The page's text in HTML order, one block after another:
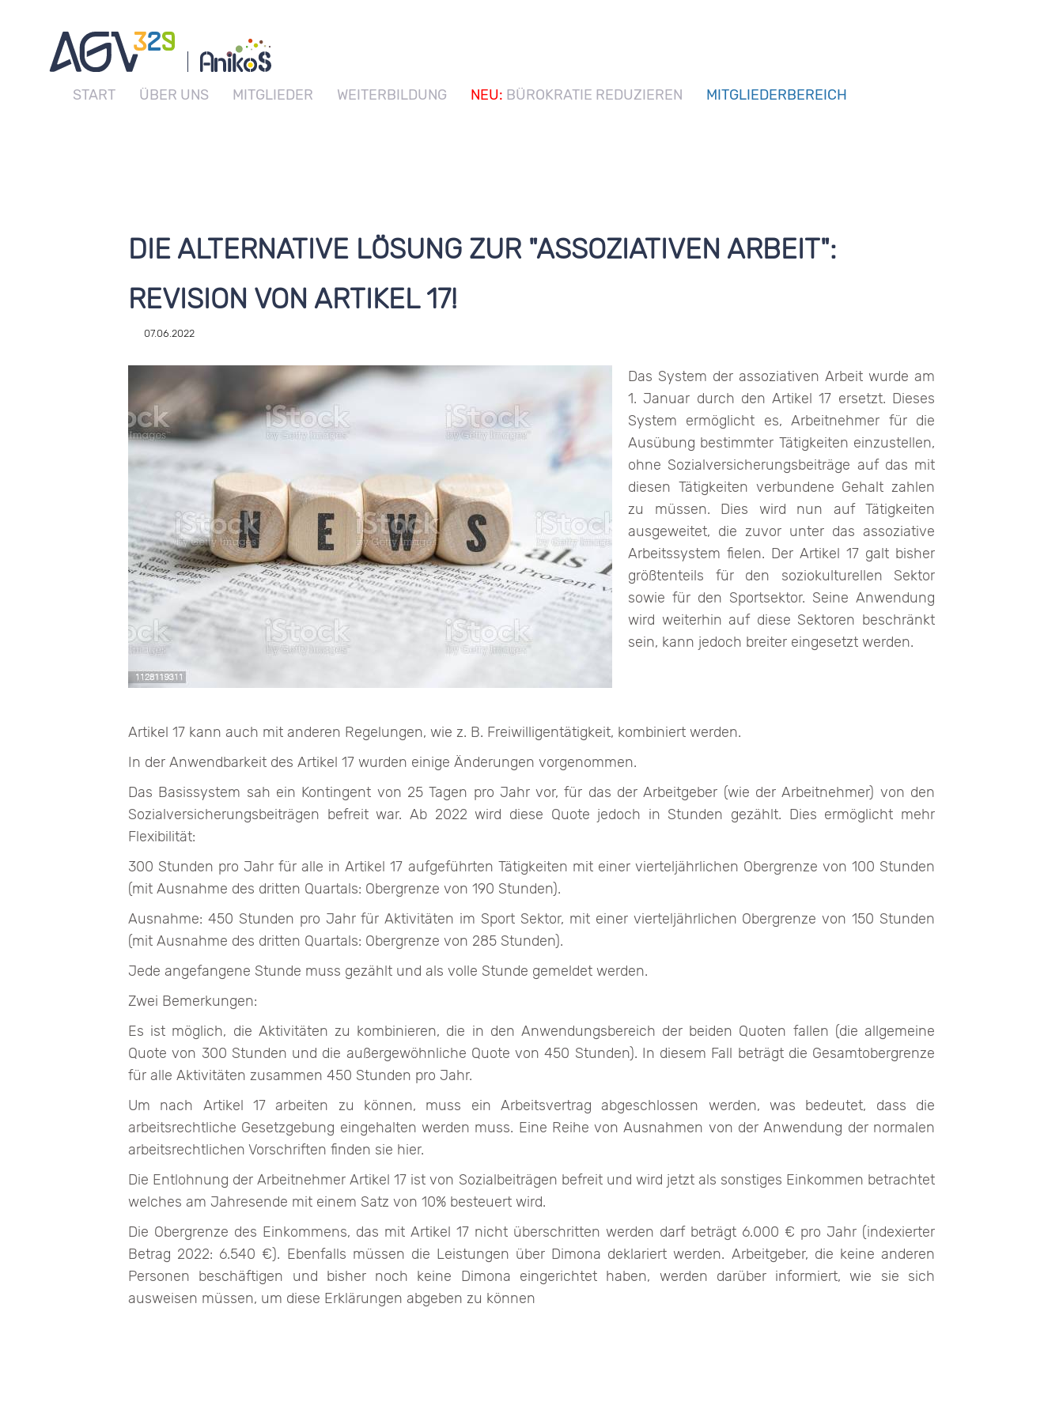
START ÜBER UNS MITGLIEDER WEITERBILDUNG NEU: BÜROKRATIE REDUZIEREN MITGLIEDERBEREICH
DIE ALTERNATIVE LÖSUNG ZUR "ASSOZIATIVEN ARBEIT":
REVISION VON ARTIKEL 17!
07.06.2022
Das System der assoziativen Arbeit wurde am
1. Januar durch den Artikel 17 ersetzt. Dieses
System ermöglicht es, Arbeitnehmer für die
Ausübung bestimmter Tätigkeiten einzustellen,
ohne Sozialversicherungsbeiträge auf das mit
diesen Tätigkeiten verbundene Gehalt zahlen
zu müssen. Dies wird nun auf Tätigkeiten
ausgeweitet, die zuvor unter das assoziative
Arbeitssystem fielen. Der Artikel 17 galt bisher
größtenteils für den soziokulturellen Sektor
sowie für den Sportsektor. Seine Anwendung
wird weiterhin auf diese Sektoren beschränkt
sein, kann jedoch breiter eingesetzt werden.
Artikel 17 kann auch mit anderen Regelungen, wie z. B. Freiwilligentätigkeit, kombiniert werden.
In der Anwendbarkeit des Artikel 17 wurden einige Änderungen vorgenommen.
Das Basissystem sah ein Kontingent von 25 Tagen pro Jahr vor, für das der Arbeitgeber (wie der Arbeitnehmer) von den
Sozialversicherungsbeiträgen befreit war. Ab 2022 wird diese Quote jedoch in Stunden gezählt. Dies ermöglicht mehr
Flexibilität:
300 Stunden pro Jahr für alle in Artikel 17 aufgeführten Tätigkeiten mit einer vierteljährlichen Obergrenze von 100 Stunden
(mit Ausnahme des dritten Quartals: Obergrenze von 190 Stunden).
Ausnahme: 450 Stunden pro Jahr für Aktivitäten im Sport Sektor, mit einer vierteljährlichen Obergrenze von 150 Stunden
(mit Ausnahme des dritten Quartals: Obergrenze von 285 Stunden).
Jede angefangene Stunde muss gezählt und als volle Stunde gemeldet werden.
Zwei Bemerkungen:
Es ist möglich, die Aktivitäten zu kombinieren, die in den Anwendungsbereich der beiden Quoten fallen (die allgemeine
Quote von 300 Stunden und die außergewöhnliche Quote von 450 Stunden). In diesem Fall beträgt die Gesamtobergrenze
für alle Aktivitäten zusammen 450 Stunden pro Jahr.
Um nach Artikel 17 arbeiten zu können, muss ein Arbeitsvertrag abgeschlossen werden, was bedeutet, dass die
arbeitsrechtliche Gesetzgebung eingehalten werden muss. Eine Reihe von Ausnahmen von der Anwendung der normalen
arbeitsrechtlichen Vorschriften finden sie hier.
Die Entlohnung der Arbeitnehmer Artikel 17 ist von Sozialbeiträgen befreit und wird jetzt als sonstiges Einkommen betrachtet
welches am Jahresende mit einem Satz von 10% besteuert wird.
Die Obergrenze des Einkommens, das mit Artikel 17 nicht überschritten werden darf beträgt 6.000 € pro Jahr (indexierter
Betrag 2022: 6.540 €). Ebenfalls müssen die Leistungen über Dimona deklariert werden. Arbeitgeber, die keine anderen
Personen beschäftigen und bisher noch keine Dimona eingerichtet haben, werden darüber informiert, wie sie sich
ausweisen müssen, um diese Erklärungen abgeben zu können